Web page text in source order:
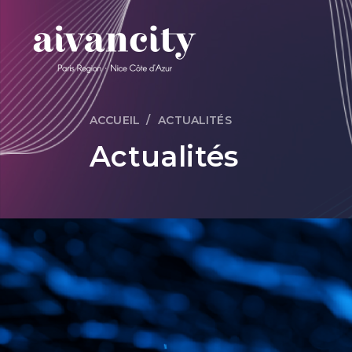
Aller au contenu principal
Fil d'Ariane
ACCUEIL ACTUALITÉS
Actualités